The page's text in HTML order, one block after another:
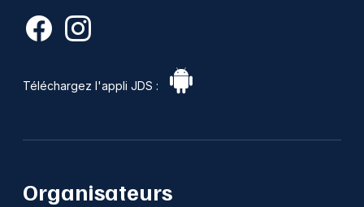
Téléchargez l'appli JDS :
Organisateurs